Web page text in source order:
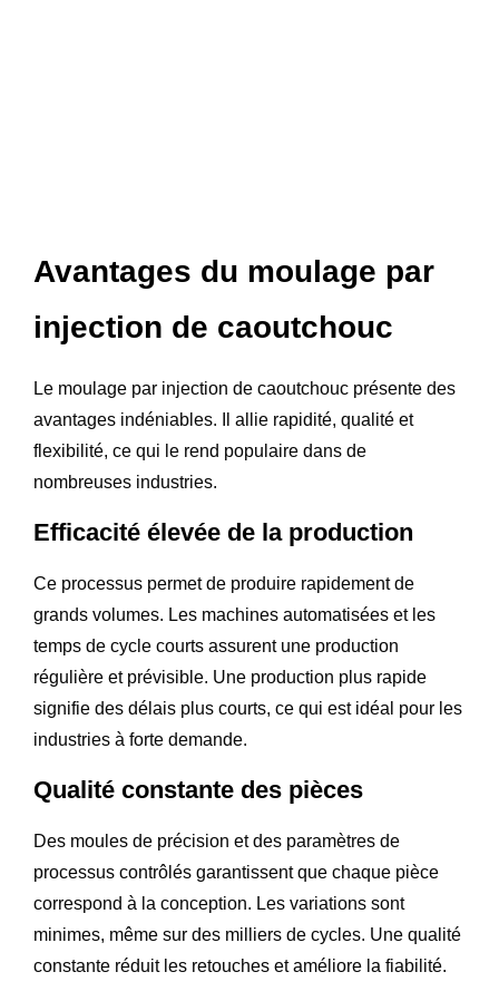
Avantages du moulage par
injection de caoutchouc
Le moulage par injection de caoutchouc présente des
avantages indéniables. Il allie rapidité, qualité et
flexibilité, ce qui le rend populaire dans de
nombreuses industries.
Efficacité élevée de la production
Ce processus permet de produire rapidement de
grands volumes. Les machines automatisées et les
temps de cycle courts assurent une production
régulière et prévisible. Une production plus rapide
signifie des délais plus courts, ce qui est idéal pour les
industries à forte demande.
Qualité constante des pièces
Des moules de précision et des paramètres de
processus contrôlés garantissent que chaque pièce
correspond à la conception. Les variations sont
minimes, même sur des milliers de cycles. Une qualité
constante réduit les retouches et améliore la fiabilité.